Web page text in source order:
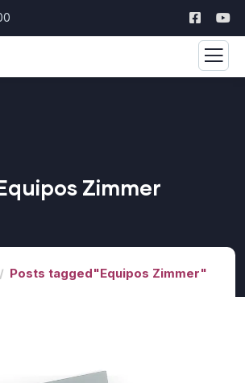
Zimmer
Posts tagged"Equipos Zimmer"